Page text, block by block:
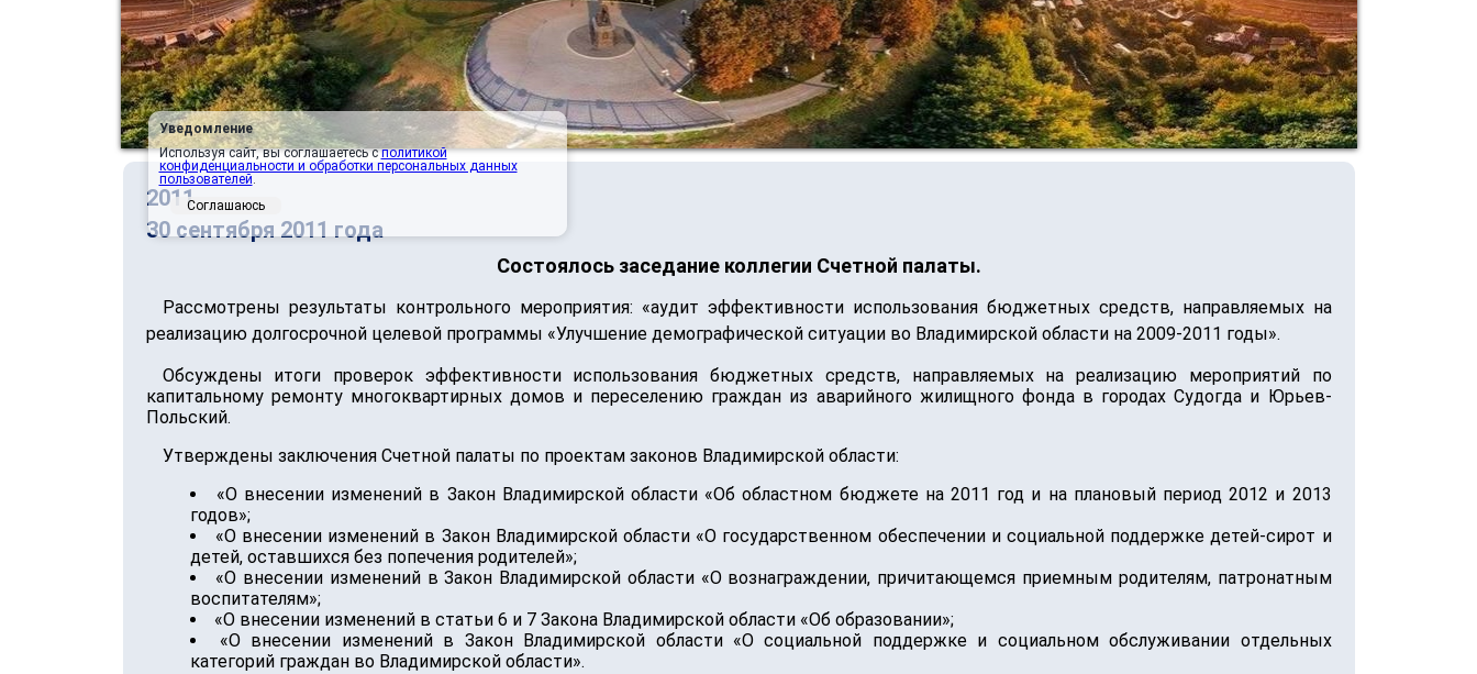
2011
30 сентября 2011 года
Состоялось заседание коллегии Счетной палаты.
Рассмотрены результаты контрольного мероприятия: «аудит эффективности использования бюджетных средств, направляемых на
реализацию долгосрочной целевой программы «Улучшение демографической ситуации во Владимирской области на 2009-2011 годы».
Обсуждены итоги проверок эффективности использования бюджетных средств, направляемых на реализацию мероприятий по
капитальному ремонту многоквартирных домов и переселению граждан из аварийного жилищного фонда в городах Судогда и Юрьев-
Польский.
Утверждены заключения Счетной палаты по проектам законов Владимирской области:
«О внесении изменений в Закон Владимирской области «Об областном бюджете на 2011 год и на плановый период 2012 и 2013
годов»;
«О внесении изменений в Закон Владимирской области «О государственном обеспечении и социальной поддержке детей-сирот и
детей, оставшихся без попечения родителей»;
«О внесении изменений в Закон Владимирской области «О вознаграждении, причитающемся приемным родителям, патронатным
воспитателям»;
«О внесении изменений в статьи 6 и 7 Закона Владимирской области «Об образовании»;
«О внесении изменений в Закон Владимирской области «О социальной поддержке и социальном обслуживании отдельных
категорий граждан во Владимирской области».
Уведомление
Используя сайт, вы соглашаетесь сполитикой
конфиденциальности и обработки персональных данных
пользователей.
Соглашаюсь